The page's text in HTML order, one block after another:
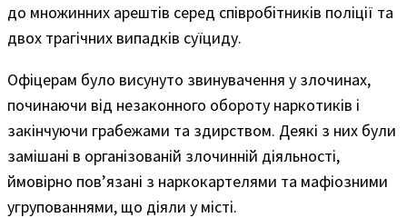
до множинних арештів серед співробітників поліції та
двох трагічних випадків суїциду.
Офіцерам було висунуто звинувачення у злочинах,
починаючи від незаконного обороту наркотиків і
закінчуючи грабежами та здирством. Деякі з них були
замішані в організованій злочинній діяльності,
ймовірно пов’язані з наркокартелями та мафіозними
угрупованнями, що діяли у місті.